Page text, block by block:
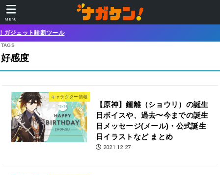
MENU
ール
好感度
キャラクター情報
【原神】鍾離（ショウリ）の誕生
日ボイスや、過去〜今までの誕生
日メッセージ(メール)・公式誕生
日イラストなど まとめ
2021.12.27